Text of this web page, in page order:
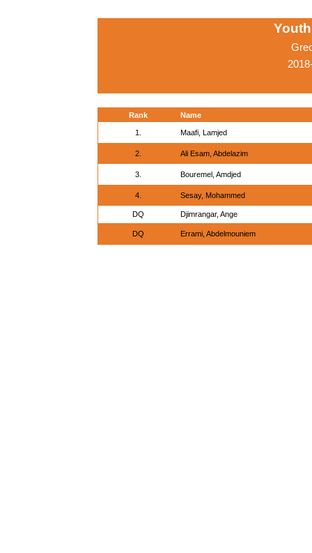
Rank Name
1. Maafi, Lamjed
2. Ali Esam, Abdelazim
3. Bouremel, Amdjed
4. Sesay, Mohammed
DQ Djimrangar, Ange
DQ Errami, Abdelmouniem